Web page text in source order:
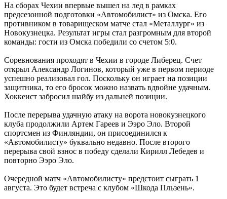
На сборах Чехии впервые вышел на лед в рамках
предсезонной подготовки «Автомобилист» из Омска. Его
противником в товарищеском матче стал «Металлург» из
Новокузнецка. Результат игры стал разгромным для второй
команды: гости из Омска победили со счетом 5:0.
Соревнования проходят в Чехии в городе Либерец. Счет
открыл Александр Логинов, который уже в первом периоде
успешно реализовал гол. Поскольку он играет на позиции
защитника, то его бросок можно назвать вдвойне удачным.
Хоккеист забросил шайбу из дальней позиции.
После перерыва удачную атаку на ворота новокузнецкого
клуба продолжили Артем Гареев и Ээро Эло. Второй
спортсмен из Финляндии, он присоединился к
«Автомобилисту» буквально недавно. После второго
перерыва свой взнос в победу сделали Кирилл Лебедев и
повторно Ээро Эло.
Очередной матч «Автомобилисту» предстоит сыграть 1
августа. Это будет встреча с клубом «Шкода Пльзень».